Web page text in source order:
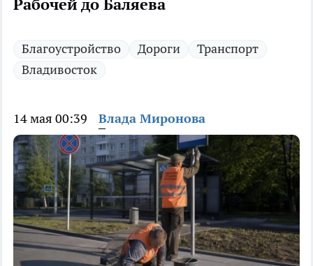
Рабочей до Баляева
Благоустройство Дороги
Транспорт
Владивосток
14 мая 00:39 Влада Миронова